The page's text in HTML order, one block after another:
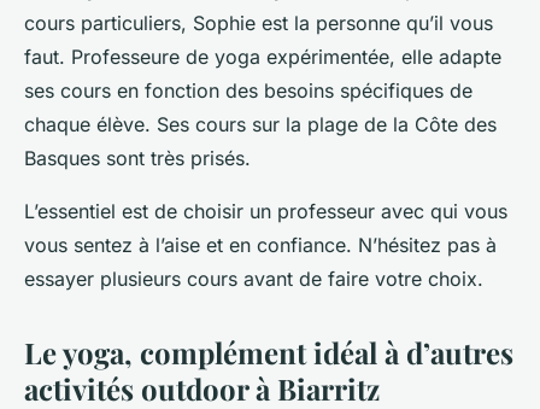
cours particuliers, Sophie est la personne qu’il vous
faut. Professeure de yoga expérimentée, elle adapte
ses cours en fonction des besoins spécifiques de
chaque élève. Ses cours sur la plage de la Côte des
Basques sont très prisés.
L’essentiel est de choisir un professeur avec qui vous
vous sentez à l’aise et en confiance. N’hésitez pas à
essayer plusieurs cours avant de faire votre choix.
Le yoga, complément idéal à d’autres
activités outdoor à Biarritz